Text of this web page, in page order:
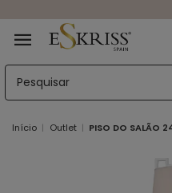
Início Outlet PISO DO SALÃO